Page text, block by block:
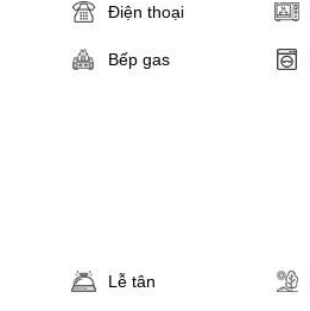
Điện thoại
Bếp gas
Lễ tân